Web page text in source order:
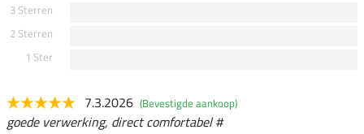
3 Sterren
2 Sterren
1 Ster
7.3.2026 (Bevestigde aankoop)
goede verwerking, direct comfortabel #